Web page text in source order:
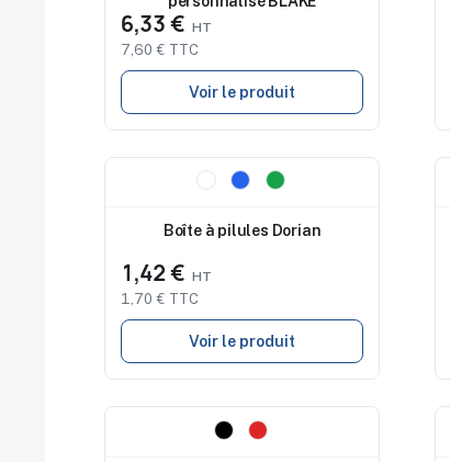
6,33 €
7,60 € TTC
Voir le produit
Boîte à pilules Dorian
1,42 €
1,70 € TTC
Voir le produit